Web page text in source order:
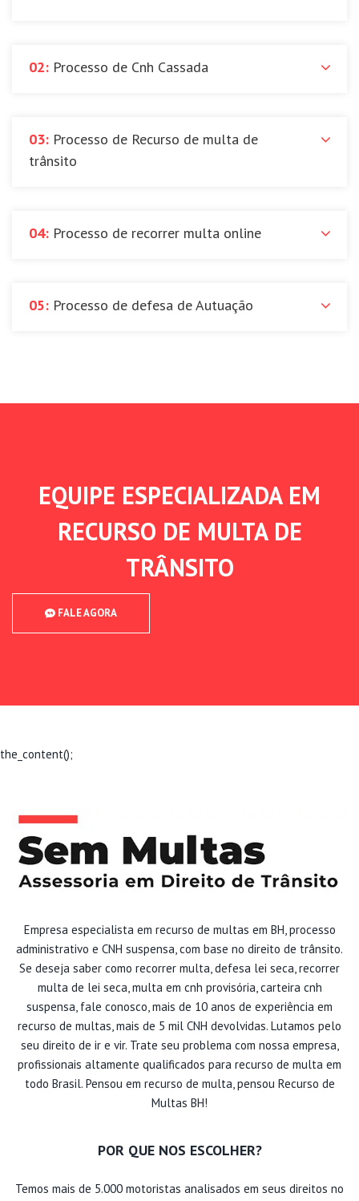
02: Processo de Cnh Cassada
03: Processo de Recurso de multa de
trânsito
04: Processo de recorrer multa online
05: Processo de defesa de Autuação
EQUIPE ESPECIALIZADA EM
RECURSO DE MULTA DE
TRÂNSITO
FALE AGORA
the_content();
Empresa especialista em recurso de multas em BH, processo
administrativo e CNH suspensa, com base no direito de trânsito.
Se deseja saber como recorrer multa, defesa lei seca, recorrer
multa de lei seca, multa em cnh provisória, carteira cnh
suspensa, fale conosco, mais de 10 anos de experiência em
recurso de multas, mais de 5 mil CNH devolvidas. Lutamos pelo
seu direito de ir e vir. Trate seu problema com nossa empresa,
profissionais altamente qualificados para recurso de multa em
todo Brasil. Pensou em recurso de multa, pensou Recurso de
Multas BH!
POR QUE NOS ESCOLHER?
Temos mais de 5.000 motoristas analisados em seus direitos no